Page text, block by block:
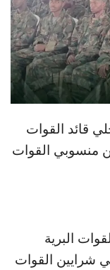
قائد القوات
منسوبي القوات
البرية
شرايين القوات